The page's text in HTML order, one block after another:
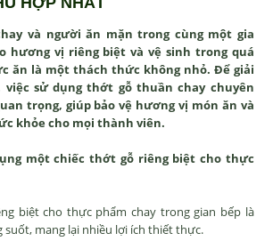
và người ăn mặn trong cùng một gia
hương vị riêng biệt và vệ sinh trong quá
ăn là một thách thức không nhỏ. Để giải
việc sử dụng thớt gỗ thuần chay chuyên
trọng, giúp bảo vệ hương vị món ăn và
khỏe cho mọi thành viên.
một chiếc thớt gỗ riêng biệt cho thực
biệt cho thực phẩm chay trong gian bếp là
suốt, mang lại nhiều lợi ích thiết thực.